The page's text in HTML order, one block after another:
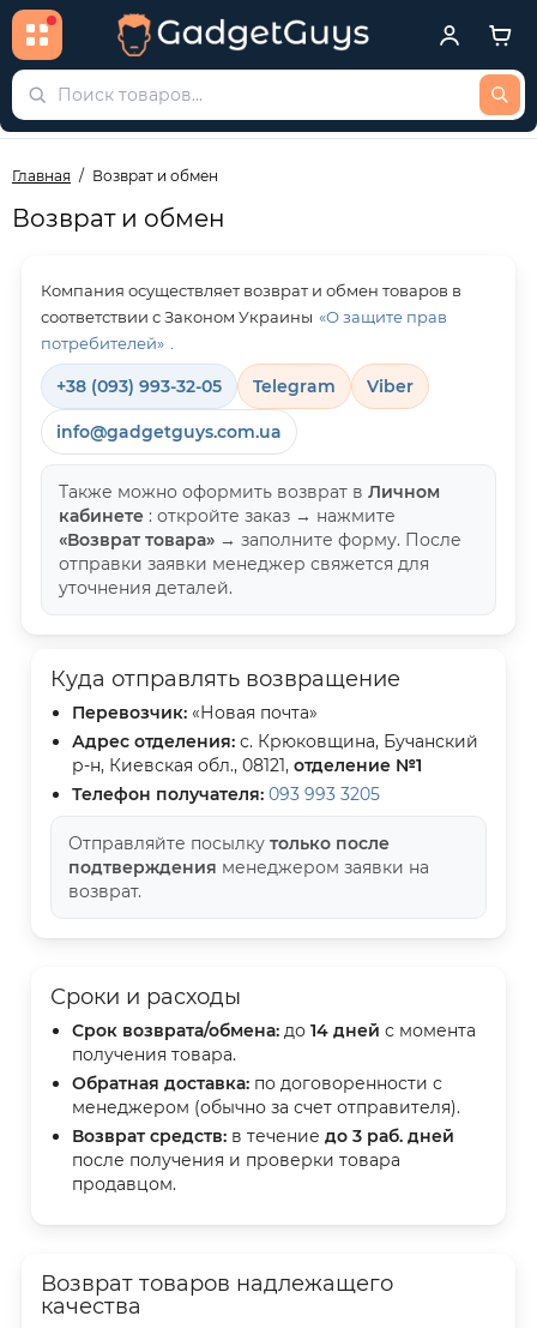
Главная Возврат и обмен
Возврат и обмен
Компания осуществляет возврат и обмен товаров в
соответствии с Законом Украины «О защите прав
потребителей»
+38 (093) 993-32-05 Telegram Viber
info@gadgetguys.com.ua
Также можно оформить возврат в Личном
кабинете : откройте заказ → нажмите
«Возврат товара» → заполните форму. После
отправки заявки менеджер свяжется для
уточнения деталей.
Куда отправлять возвращение
Перевозчик: «Новая почта»
Адрес отделения: с. Крюковщина, Бучанский
р-н, Киевская обл., 08121, отделение №1
Телефон получателя: 093 993 3205
Отправляйте посылку только после
подтверждения менеджером заявки на
возврат.
Сроки и расходы
Срок возврата/обмена: до 14 дней с момента
получения товара.
Обратная доставка: по договоренности с
менеджером (обычно за счет отправителя).
Возврат средств: в течение до 3 раб. дней
после получения и проверки товара
продавцом.
Возврат товаров надлежащего
качества